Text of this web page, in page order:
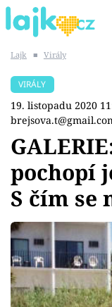
SHOPAHOLICADEL
Témata
Showbyznys
Youtubeři
Virály
Lajk ■ Virály
VIRÁLY
19. listopadu 2020
pochopí
S čím se